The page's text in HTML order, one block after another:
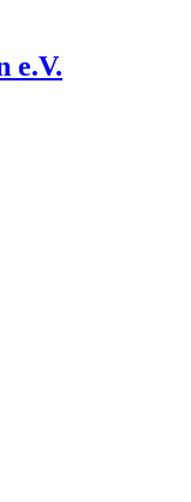
e.V.